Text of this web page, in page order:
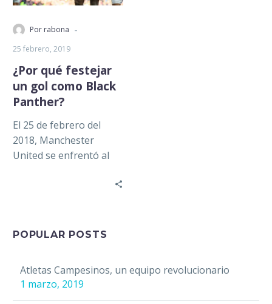
Por rabona -
25 febrero, 2019
¿Por qué festejar
un gol como Black
Panther?
El 25 de febrero del
2018, Manchester
United se enfrentó al
POPULAR POSTS
Atletas Campesinos, un equipo revolucionario
1 marzo, 2019